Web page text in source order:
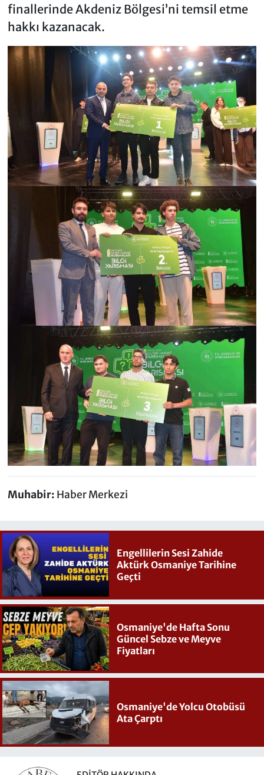
finallerinde Akdeniz Bölgesi’ni temsil etme
hakkı kazanacak.
Muhabir: Haber Merkezi
Engellilerin Sesi Zahide
Aktürk Osmaniye Tarihine
Geçti
Osmaniye'de Hafta Sonu
Güncel Sebze ve Meyve
Fiyatları
Osmaniye'de Yolcu Otobüsü
Ata Çarptı